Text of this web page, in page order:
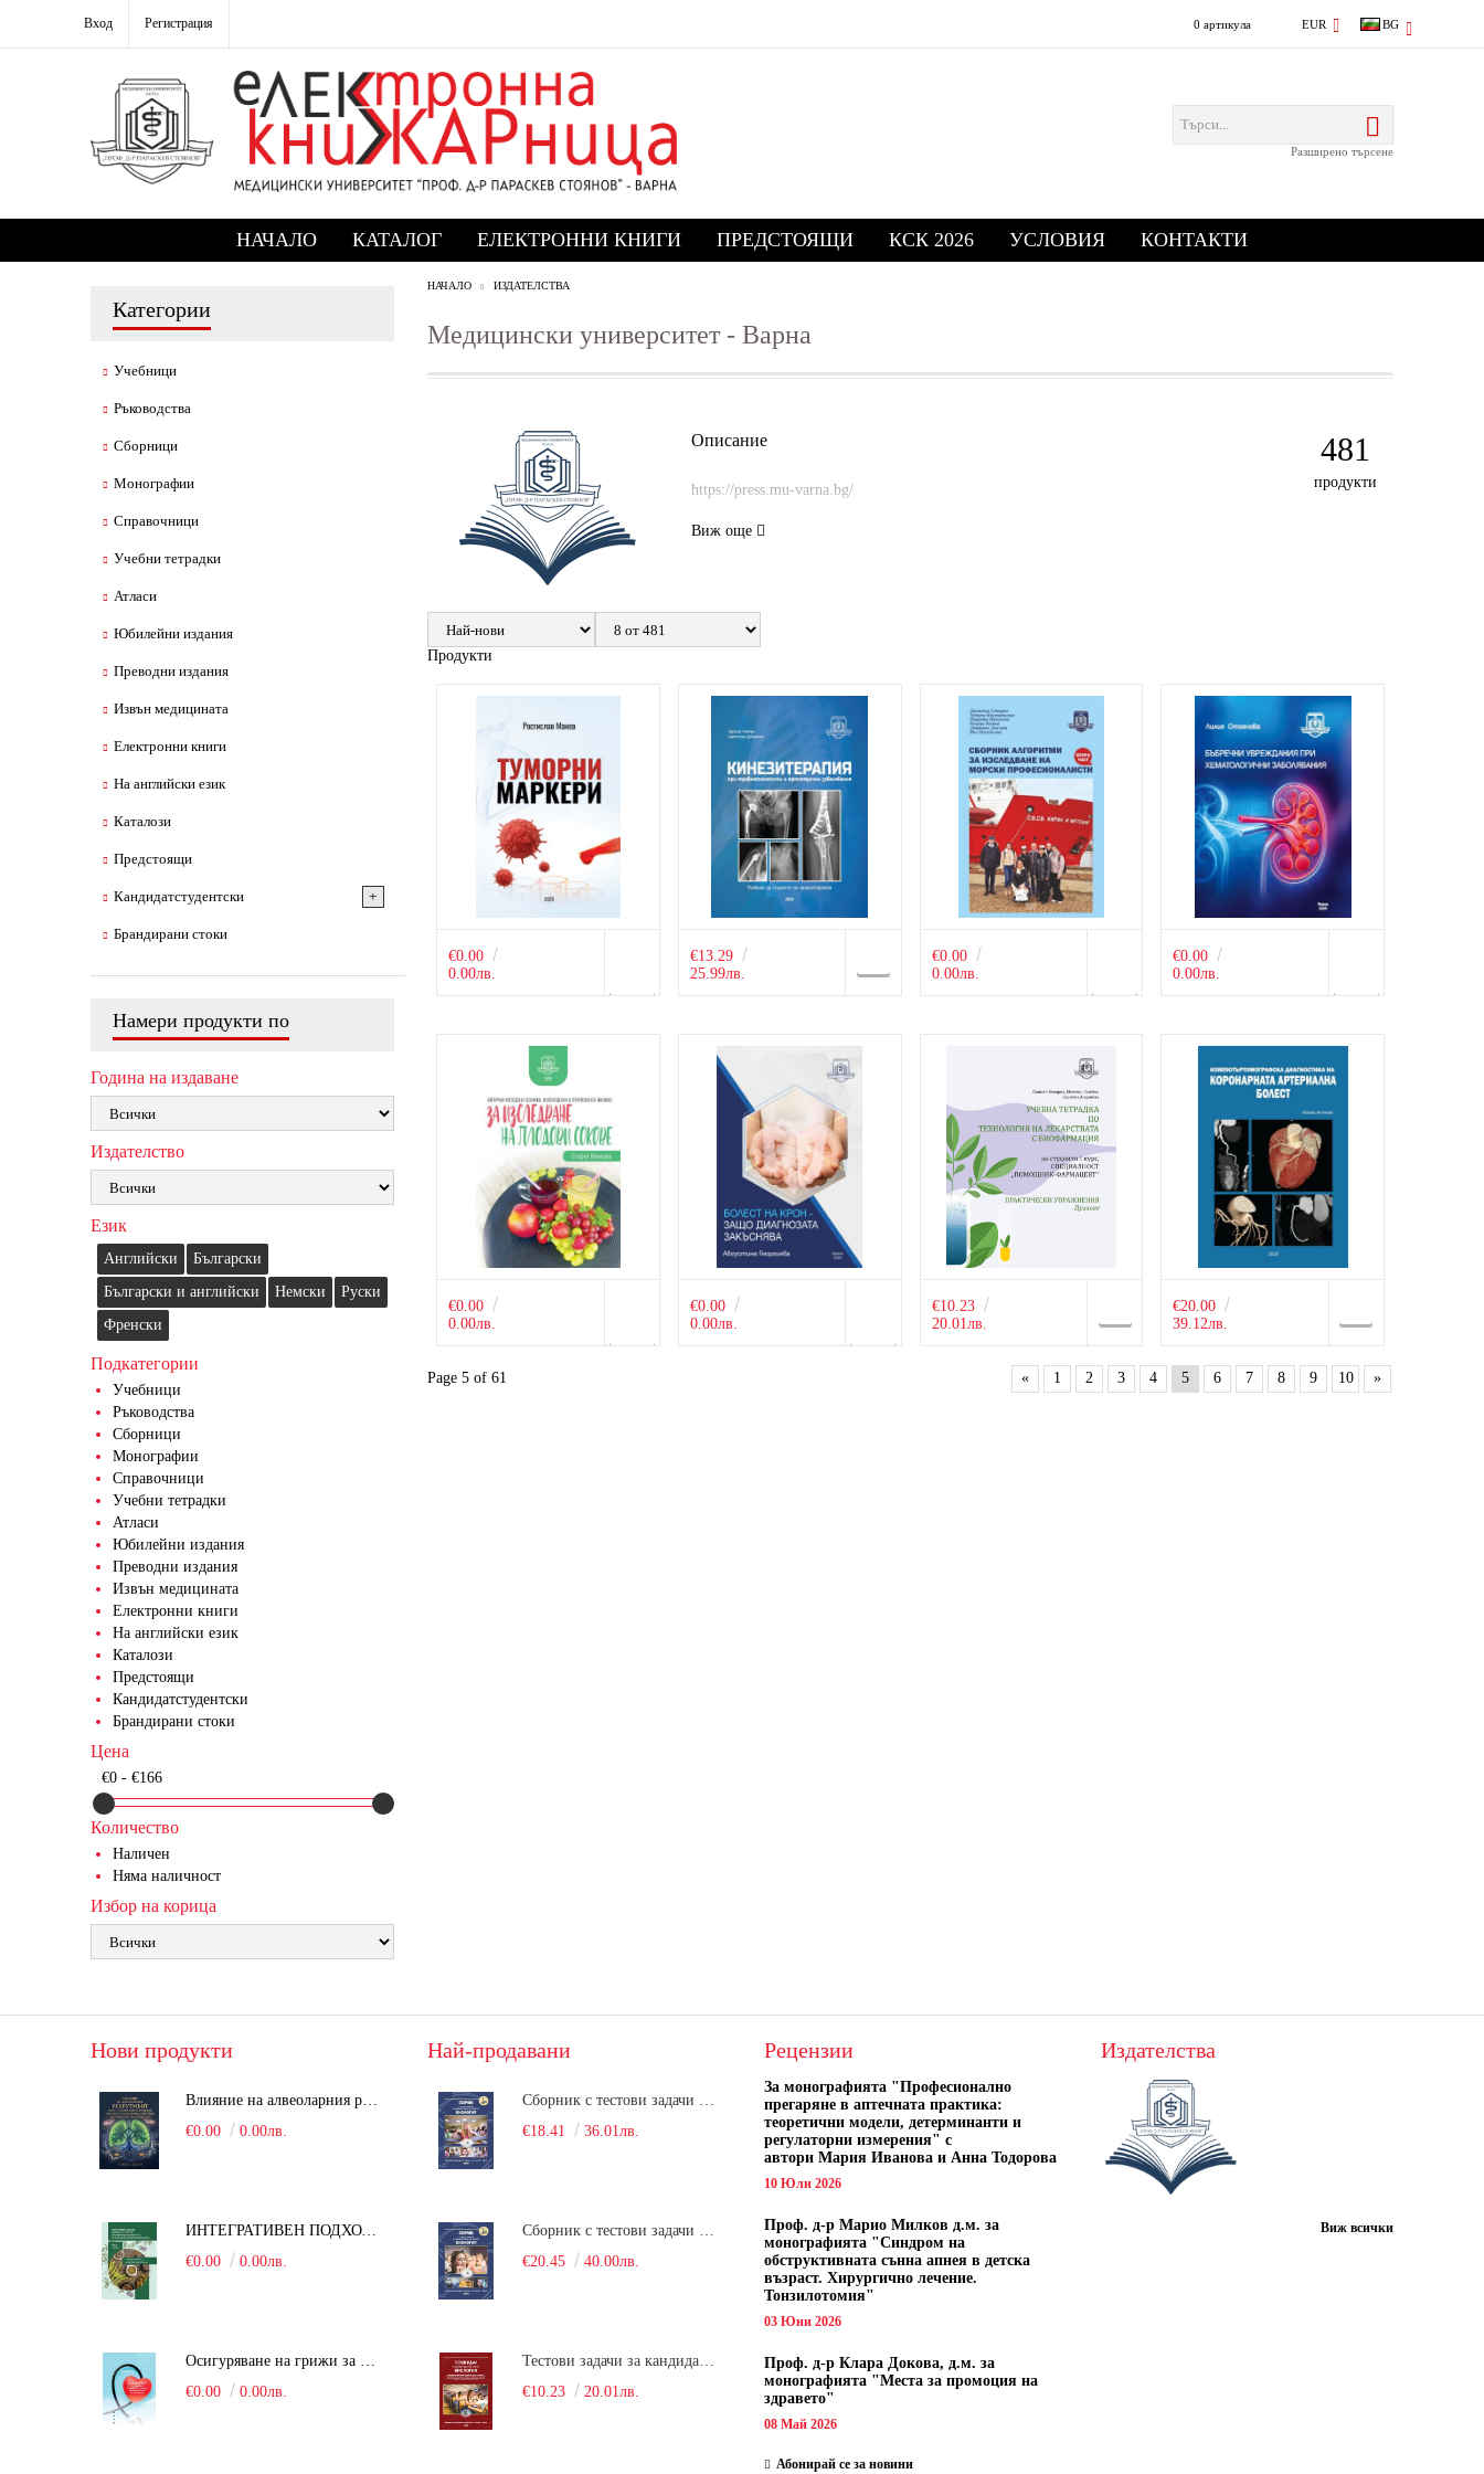
Вход Регистрация 0 артикула EUR BG
Разширено търсене
НАЧАЛО КАТАЛОГ ЕЛЕКТРОННИ КНИГИ ПРЕДСТОЯЩИ КСК 2026 УСЛОВИЯ КОНТАКТИ
Категории
Учебници
Ръководства
Сборници
Монографии
Справочници
Учебни тетрадки
Атласи
Юбилейни издания
Преводни издания
Извън медицината
Електронни книги
На английски език
Каталози
Предстоящи
Кандидатстудентски
Брандирани стоки
Намери продукти по
Година на издаване
Издателство
Език
Английски
Български
Български и английски
Немски
Руски
Френски
Подкатегории
Учебници
Ръководства
Сборници
Монографии
Справочници
Учебни тетрадки
Атласи
Юбилейни издания
Преводни издания
Извън медицината
Електронни книги
На английски език
Каталози
Предстоящи
Кандидатстудентски
Брандирани стоки
Цена
€0 - €166
Количество
Наличен
Няма наличност
Избор на корица
НАЧАЛО ИЗДАТЕЛСТВА
Медицински университет - Варна
Описание
https://press.mu-varna.bg/
Виж още
481
продукти
Продукти
€0.00
0.00лв.
€13.29
25.99лв.
€0.00
0.00лв.
€0.00
0.00лв.
€0.00
0.00лв.
€0.00
0.00лв.
€10.23
20.01лв.
€20.00
39.12лв.
Page 5 of 61 « 1 2 3 4 5 6 7 8 9 10 »
Нови продукти
Влияние на алвеоларния рекрутмънт върху белодробната функция при робот-асистирана хирургия в положение Тренделенбург
€0.00
0.00лв.
ИНТЕГРАТИВЕН ПОДХОД В БОРБАТА С COVID-19: От патогенезата на Sars-Cov-2 до фитомедицината и етноботаниката. Антивирусна активност и терапевтичен потенциал на българските лечебни растения
€0.00
0.00лв.
Осигуряване на грижи за поддържане на здравното състояние на уязвимите групи от населени
€0.00
0.00лв.
Най-продавани
Сборник с тестови задачи за кандидатстудентски изпит по биология върху учебния материал за задължителна и профилирана подготовка, изучаван в средния курс на обучение. Част 1
€18.41
36.01лв.
Сборник с тестови задачи за кандидатстудентски изпит по биология върху учебния материал за задължителна и профилирана подготовка, изучаван в средния курс на обучение. Част 2
€20.45
40.00лв.
Тестови задачи за кандидатстудентски изпит по биология. Сборник
€10.23
20.01лв.
Рецензии
За монографията "Професионално
прегаряне в аптечната практика:
теоретични модели, детерминанти и
регулаторни измерения" с
автори Мария Иванова и Анна Тодорова
10 Юли 2026
Проф. д-р Марио Милков д.м. за
монографията "Синдром на
обструктивната сънна апнея в детска
възраст. Хирургично лечение.
Тонзилотомия"
03 Юни 2026
Проф. д-р Клара Докова, д.м. за
монографията "Места за промоция на
здравето"
08 Май 2026
Абонирай се за новини
Издателства
Виж всички